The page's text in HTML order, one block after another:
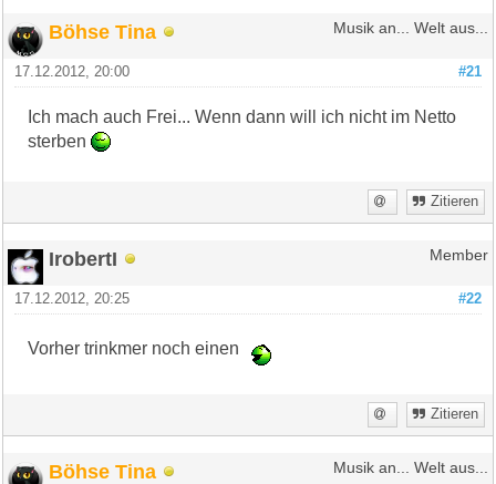
Böhse Tina Musik an... Welt aus...
#21
17.12.2012, 20:00
Ich mach auch Frei... Wenn dann will ich nicht im Netto
sterben
Zitieren
IrobertI Member
#22
17.12.2012, 20:25
Vorher trinkmer noch einen
Zitieren
Böhse Tina Musik an... Welt aus...